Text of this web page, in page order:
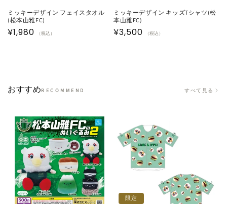
ミッキーデザイン フェイスタオル
(松本山雅FC)
通
¥1,980 （税込）
ミッキーデザイン キッズTシャツ(松
本山雅FC)
通
¥3,500 （税込）
おすすめRECOMMEND すべて見る
限定